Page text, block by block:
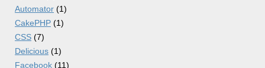
Automator (1)
CakePHP (1)
CSS (7)
Delicious (1)
Facebook (11)